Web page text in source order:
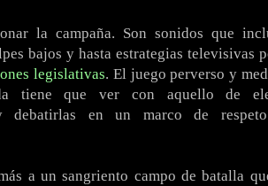
la campaña. Son sonidos que
bajos y hasta estrategias televisivas
legislativas. El juego perverso y
tiene que ver con aquello de
debatirlas en un marco de
a un sangriento campo de batalla